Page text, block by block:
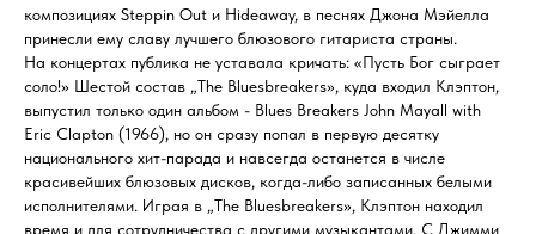
композициях Steppin Out и Hideaway, в песнях Джона Мэйелла
принесли ему славу лучшего блюзового гитариста страны.
На концертах публика не уставала кричать: «Пусть Бог сыграет
соло!» Шестой состав „The Bluesbreakers», куда входил Клэптон,
выпустил только один альбом - Blues Breakers John Mayall with
Eric Clapton (1966), но он сразу попал в первую десятку
национального хит-парада и навсегда останется в числе
красивейших блюзовых дисков, когда-либо записанных белыми
исполнителями. Играя в „The Bluesbreakers», Клэптон находил
время и для сотрудничества с другими музыкантами. С Джимми